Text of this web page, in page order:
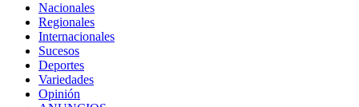
Nacionales
Regionales
Internacionales
Sucesos
Deportes
Variedades
Opinión